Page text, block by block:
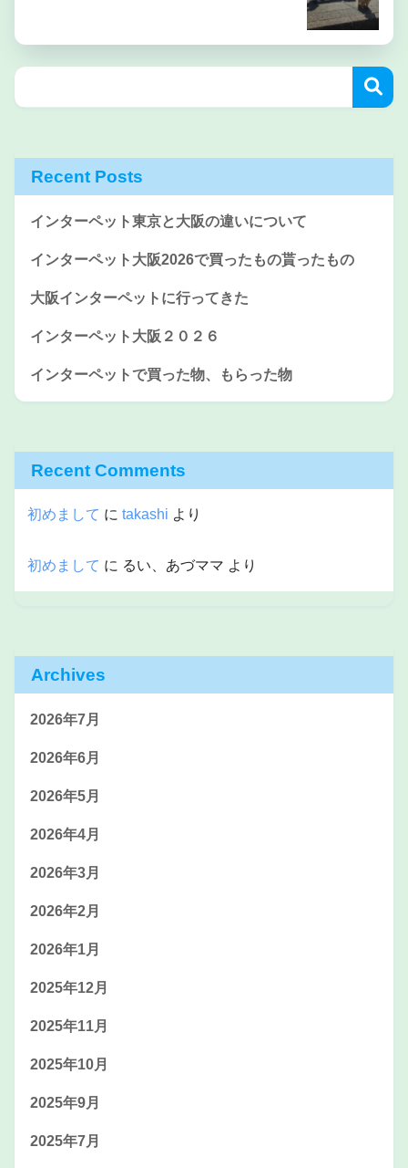
Recent Posts
インターペット東京と大阪の違いについて
インターペット大阪2026で買ったもの貰ったもの
大阪インターペットに行ってきた
インターペット大阪２０２６
インターペットで買った物、もらった物
Recent Comments
初めまして に takashi より
初めまして に るい、あづママ より
Archives
2026年7月
2026年6月
2026年5月
2026年4月
2026年3月
2026年2月
2026年1月
2025年12月
2025年11月
2025年10月
2025年9月
2025年7月